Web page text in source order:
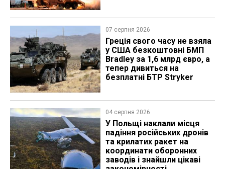
07 серпня 2026
Греція свого часу не взяла
у США безкоштовні БМП
Bradley за 1,6 млрд євро, а
тепер дивиться на
безплатні БТР Stryker
04 серпня 2026
У Польщі наклали місця
падіння російських дронів
та крилатих ракет на
координати оборонних
заводів і знайшли цікаві